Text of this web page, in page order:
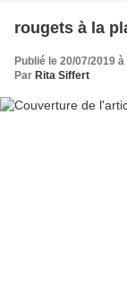
rougets à la
Publié le 20/07/2019 à
Par Rita Siffert